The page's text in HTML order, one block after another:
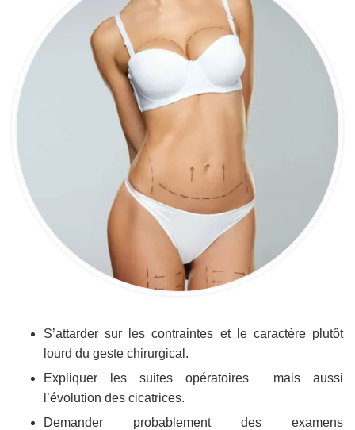
S’attarder sur les contraintes et le caractère plutôt
lourd du geste chirurgical.
Expliquer les suites opératoires mais aussi
l’évolution des cicatrices.
Demander probablement des examens